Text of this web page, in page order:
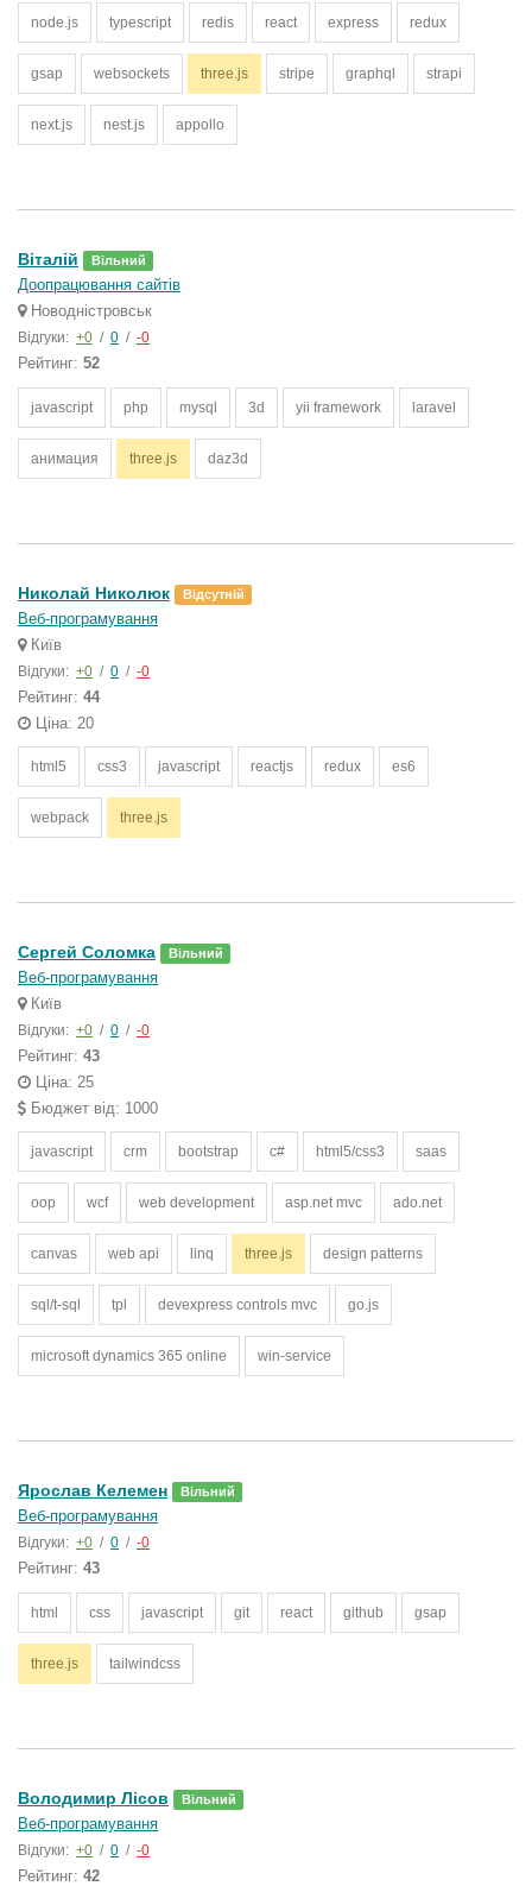
node.js typescript redis react express redux
gsap websockets three.js stripe graphql strapi
next.js nest.js appollo
Віталій Вільний
Доопрацювання сайтів
Новодністровськ
Відгуки: +0 / 0 / -0
Рейтинг: 52
javascript php mysql 3d yii framework laravel
анимация three.js daz3d
Николай Николюк Відсутній
Веб-програмування
Київ
Відгуки: +0 / 0 / -0
Рейтинг: 44
Ціна: 20
html5 css3 javascript reactjs redux es6
webpack three.js
Сергей Соломка Вільний
Веб-програмування
Київ
Відгуки: +0 / 0 / -0
Рейтинг: 43
Ціна: 25
Бюджет від: 1000
javascript crm bootstrap c# html5/css3 saas
oop wcf web development asp.net mvc ado.net
canvas web api linq three.js design patterns
sql/t-sql tpl devexpress controls mvc go.js
microsoft dynamics 365 online win-service
Ярослав Келемен Вільний
Веб-програмування
Відгуки: +0 / 0 / -0
Рейтинг: 43
html css javascript git react github gsap
three.js tailwindcss
Володимир Лісов Вільний
Веб-програмування
Відгуки: +0 / 0 / -0
Рейтинг: 42